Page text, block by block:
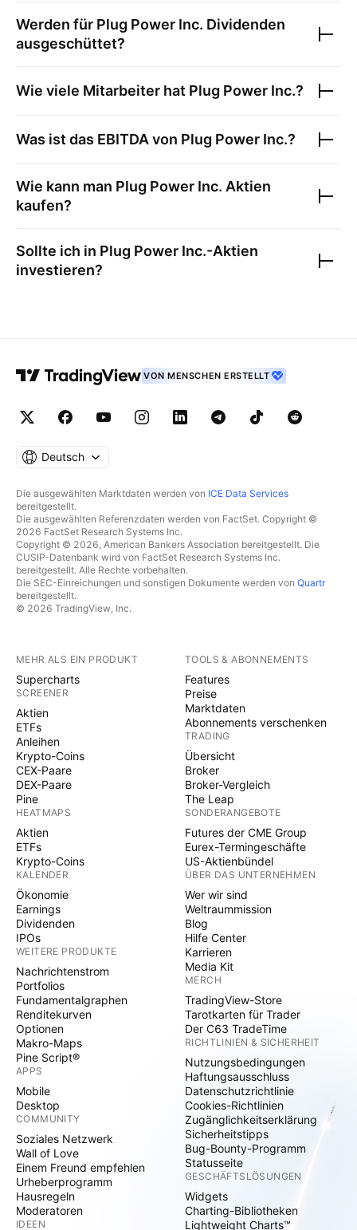
Werden für Plug Power Inc. Dividenden
ausgeschüttet?
Wie viele Mitarbeiter hat Plug Power Inc.?
Was ist das EBITDA von Plug Power Inc.?
Wie kann man Plug Power Inc. Aktien
kaufen?
Sollte ich in Plug Power Inc.-Aktien
investieren?
VON MENSCHEN ERSTELLT
Deutsch
Die ausgewählten Marktdaten werden von ICE Data Services
bereitgestellt.
Die ausgewählten Referenzdaten werden von FactSet. Copyright ©
2026 FactSet Research Systems Inc.
Copyright © 2026, American Bankers Association bereitgestellt. Die
CUSIP-Datenbank wird von FactSet Research Systems Inc.
bereitgestellt. Alle Rechte vorbehalten.
Die SEC-Einreichungen und sonstigen Dokumente werden von Quartr
bereitgestellt.
© 2026 TradingView, Inc.
MEHR ALS EIN PRODUKT
Supercharts
SCREENER
Aktien
ETFs
Anleihen
Krypto-Coins
CEX-Paare
DEX-Paare
Pine
HEATMAPS
Aktien
ETFs
Krypto-Coins
KALENDER
Ökonomie
Earnings
Dividenden
IPOs
WEITERE PRODUKTE
Nachrichtenstrom
Portfolios
Fundamentalgraphen
Renditekurven
Optionen
Makro-Maps
Pine Script®
APPS
Mobile
Desktop
COMMUNITY
Soziales Netzwerk
Wall of Love
Einem Freund empfehlen
Urheberprogramm
Hausregeln
Moderatoren
IDEEN
TOOLS & ABONNEMENTS
Features
Preise
Marktdaten
Abonnements verschenken
TRADING
Übersicht
Broker
Broker-Vergleich
The Leap
SONDERANGEBOTE
Futures der CME Group
Eurex-Termingeschäfte
US-Aktienbündel
ÜBER DAS UNTERNEHMEN
Wer wir sind
Weltraummission
Blog
Hilfe Center
Karrieren
Media Kit
MERCH
TradingView-Store
Tarotkarten für Trader
Der C63 TradeTime
RICHTLINIEN & SICHERHEIT
Nutzungsbedingungen
Haftungsausschluss
Datenschutzrichtlinie
Cookies-Richtlinien
Zugänglichkeitserklärung
Sicherheitstipps
Bug-Bounty-Programm
Statusseite
GESCHÄFTSLÖSUNGEN
Widgets
Charting-Bibliotheken
Lightweight Charts™